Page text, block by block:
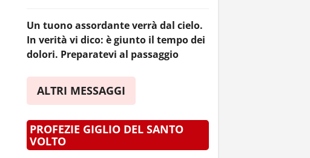
Un tuono assordante verrà dal cielo.
In verità vi dico: è giunto il tempo dei
dolori. Preparatevi al passaggio
ALTRI MESSAGGI
PROFEZIE GIGLIO DEL SANTO
VOLTO